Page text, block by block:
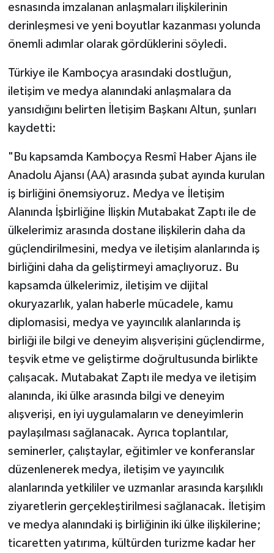
esnasında imzalanan anlaşmaları ilişkilerinin
derinleşmesi ve yeni boyutlar kazanması yolunda
önemli adımlar olarak gördüklerini söyledi.
Türkiye ile Kamboçya arasındaki dostluğun,
iletişim ve medya alanındaki anlaşmalara da
yansıdığını belirten İletişim Başkanı Altun, şunları
kaydetti:
"Bu kapsamda Kamboçya Resmî Haber Ajans ile
Anadolu Ajansı (AA) arasında şubat ayında kurulan
iş birliğini önemsiyoruz. Medya ve İletişim
Alanında İşbirliğine İlişkin Mutabakat Zaptı ile de
ülkelerimiz arasında dostane ilişkilerin daha da
güçlendirilmesini, medya ve iletişim alanlarında iş
birliğini daha da geliştirmeyi amaçlıyoruz. Bu
kapsamda ülkelerimiz, iletişim ve dijital
okuryazarlık, yalan haberle mücadele, kamu
diplomasisi, medya ve yayıncılık alanlarında iş
birliği ile bilgi ve deneyim alışverişini güçlendirme,
teşvik etme ve geliştirme doğrultusunda birlikte
çalışacak. Mutabakat Zaptı ile medya ve iletişim
alanında, iki ülke arasında bilgi ve deneyim
alışverişi, en iyi uygulamaların ve deneyimlerin
paylaşılması sağlanacak. Ayrıca toplantılar,
seminerler, çalıştaylar, eğitimler ve konferanslar
düzenlenerek medya, iletişim ve yayıncılık
alanlarında yetkililer ve uzmanlar arasında karşılıklı
ziyaretlerin gerçekleştirilmesi sağlanacak. İletişim
ve medya alanındaki iş birliğinin iki ülke ilişkilerine;
ticaretten yatırıma, kültürden turizme kadar her